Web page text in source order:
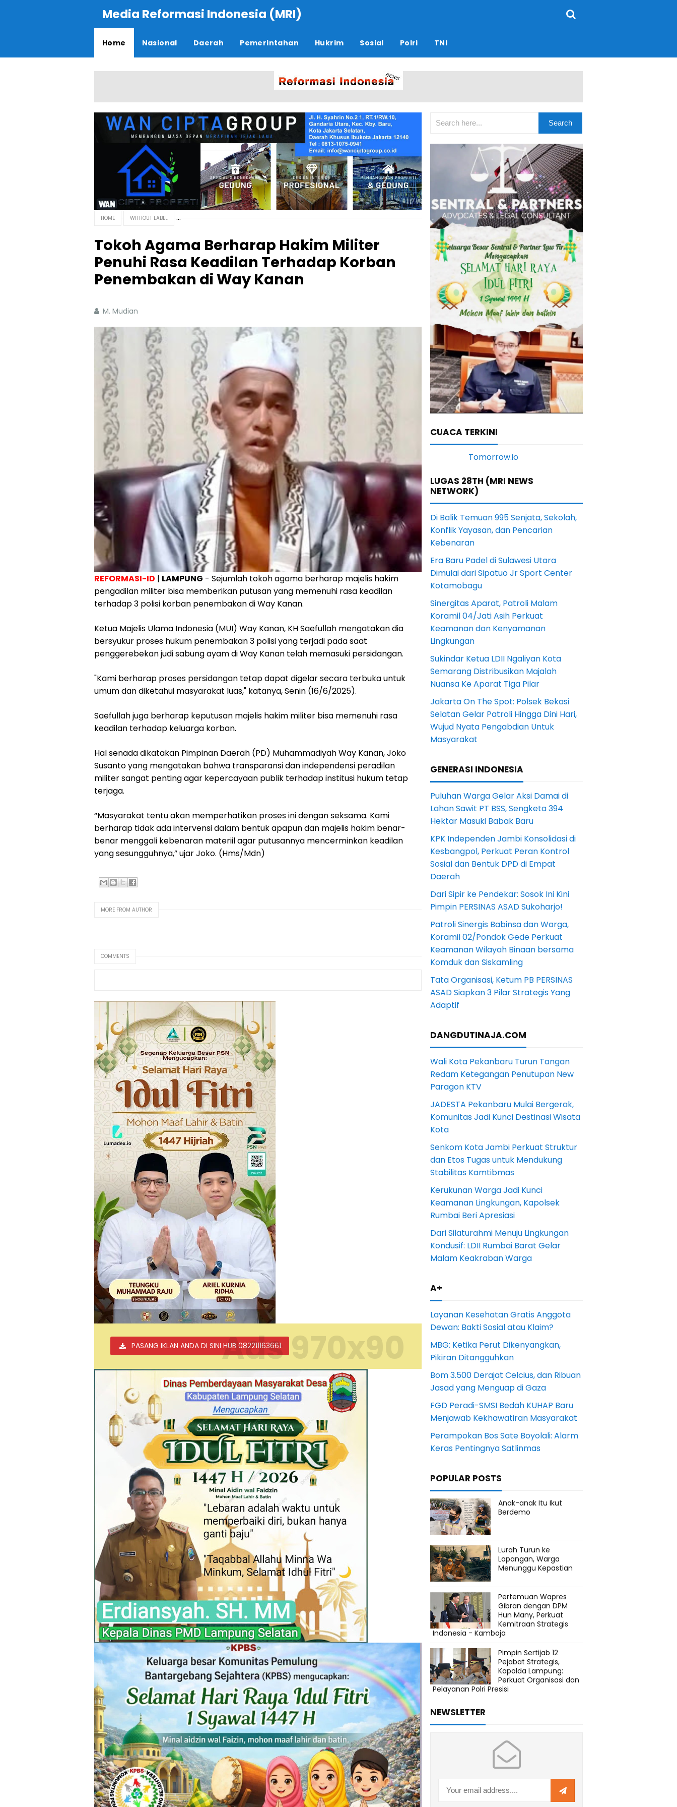
Media Reformasi Indonesia (MRI)
Home Nasional Daerah Pemerintahan Hukrim Sosial Polri TNI
HOME WITHOUT LABEL
Tokoh Agama Berharap Hakim Militer
Penuhi Rasa Keadilan Terhadap Korban
Penembakan di Way Kanan
M. Mudian
REFORMASI-ID | LAMPUNG - Sejumlah tokoh agama berharap majelis hakim
pengadilan militer bisa memberikan putusan yang memenuhi rasa keadilan
terhadap 3 polisi korban penembakan di Way Kanan.
Ketua Majelis Ulama Indonesia (MUI) Way Kanan, KH Saefullah mengatakan dia
bersyukur proses hukum penembakan 3 polisi yang terjadi pada saat
penggerebekan judi sabung ayam di Way Kanan telah memasuki persidangan.
"Kami berharap proses persidangan tetap dapat digelar secara terbuka untuk
umum dan diketahui masyarakat luas," katanya, Senin (16/6/2025).
Saefullah juga berharap keputusan majelis hakim militer bisa memenuhi rasa
keadilan terhadap keluarga korban.
Hal senada dikatakan Pimpinan Daerah (PD) Muhammadiyah Way Kanan, Joko
Susanto yang mengatakan bahwa transparansi dan independensi peradilan
militer sangat penting agar kepercayaan publik terhadap institusi hukum tetap
terjaga.
“Masyarakat tentu akan memperhatikan proses ini dengan seksama. Kami
berharap tidak ada intervensi dalam bentuk apapun dan majelis hakim benar-
benar menggali kebenaran materiil agar putusannya mencerminkan keadilan
yang sesungguhnya,” ujar Joko. (Hms/Mdn)
MORE FROM AUTHOR
COMMENTS
PASANG IKLAN ANDA DI SINI HUB 082211163661Ads 970x90
CUACA TERKINI
LUGAS 28TH (MRI NEWS
NETWORK)
Di Balik Temuan 995 Senjata, Sekolah,
Konflik Yayasan, dan Pencarian
Kebenaran
Era Baru Padel di Sulawesi Utara
Dimulai dari Sipatuo Jr Sport Center
Kotamobagu
Sinergitas Aparat, Patroli Malam
Koramil 04/Jati Asih Perkuat
Keamanan dan Kenyamanan
Lingkungan
Sukindar Ketua LDII Ngaliyan Kota
Semarang Distribusikan Majalah
Nuansa Ke Aparat Tiga Pilar
Jakarta On The Spot: Polsek Bekasi
Selatan Gelar Patroli Hingga Dini Hari,
Wujud Nyata Pengabdian Untuk
Masyarakat
GENERASI INDONESIA
Puluhan Warga Gelar Aksi Damai di
Lahan Sawit PT BSS, Sengketa 394
Hektar Masuki Babak Baru
KPK Independen Jambi Konsolidasi di
Kesbangpol, Perkuat Peran Kontrol
Sosial dan Bentuk DPD di Empat
Daerah
Dari Sipir ke Pendekar: Sosok Ini Kini
Pimpin PERSINAS ASAD Sukoharjo!
Patroli Sinergis Babinsa dan Warga,
Koramil 02/Pondok Gede Perkuat
Keamanan Wilayah Binaan bersama
Komduk dan Siskamling
Tata Organisasi, Ketum PB PERSINAS
ASAD Siapkan 3 Pilar Strategis Yang
Adaptif
DANGDUTINAJA.COM
Wali Kota Pekanbaru Turun Tangan
Redam Ketegangan Penutupan New
Paragon KTV
JADESTA Pekanbaru Mulai Bergerak,
Komunitas Jadi Kunci Destinasi Wisata
Kota
Senkom Kota Jambi Perkuat Struktur
dan Etos Tugas untuk Mendukung
Stabilitas Kamtibmas
Kerukunan Warga Jadi Kunci
Keamanan Lingkungan, Kapolsek
Rumbai Beri Apresiasi
Dari Silaturahmi Menuju Lingkungan
Kondusif: LDII Rumbai Barat Gelar
Malam Keakraban Warga
A+
Layanan Kesehatan Gratis Anggota
Dewan: Bakti Sosial atau Klaim?
MBG: Ketika Perut Dikenyangkan,
Pikiran Ditangguhkan
Bom 3.500 Derajat Celcius, dan Ribuan
Jasad yang Menguap di Gaza
FGD Peradi-SMSI Bedah KUHAP Baru
Menjawab Kekhawatiran Masyarakat
Perampokan Bos Sate Boyolali: Alarm
Keras Pentingnya Satlinmas
POPULAR POSTS
Anak-anak Itu Ikut
Berdemo
Lurah Turun ke
Lapangan, Warga
Menunggu Kepastian
Pertemuan Wapres
Gibran dengan DPM
Hun Many, Perkuat
Kemitraan Strategis
Indonesia - Kamboja
Pimpin Sertijab 12
Pejabat Strategis,
Kapolda Lampung:
Perkuat Organisasi dan
Pelayanan Polri Presisi
NEWSLETTER